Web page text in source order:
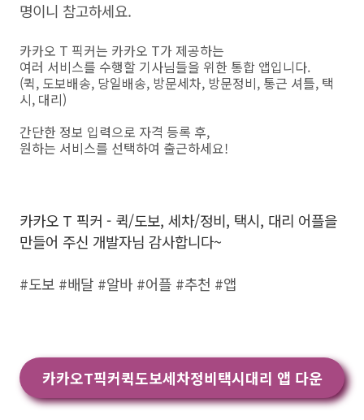
명이니 참고하세요.
카카오 T 픽커는 카카오 T가 제공하는
여러 서비스를 수행할 기사님들을 위한 통합 앱입니다.
(퀵, 도보배송, 당일배송, 방문세차, 방문정비, 통근 셔틀, 택
시, 대리)
간단한 정보 입력으로 자격 등록 후,
원하는 서비스를 선택하여 출근하세요!
카카오 T 픽커 - 퀵/도보, 세차/정비, 택시, 대리 어플을
만들어 주신 개발자님 감사합니다~
#도보 #배달 #알바 #어플 #추천 #앱
카카오T픽커퀵도보세차정비택시대리 앱 다운